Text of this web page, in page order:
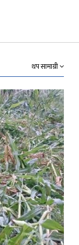
थप सामाग्री